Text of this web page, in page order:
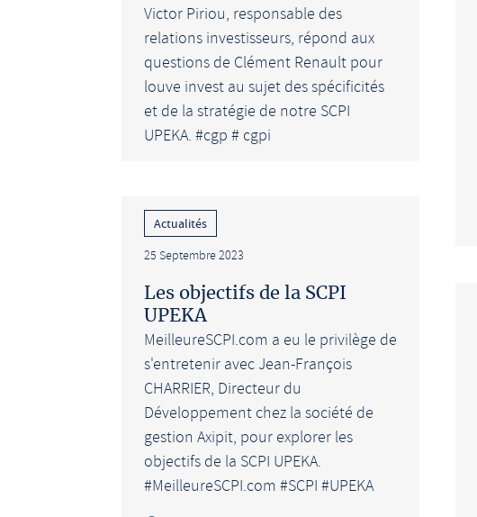
Victor Piriou, responsable des
relations investisseurs, répond aux
questions de Clément Renault pour
louve invest au sujet des spécificités
et de la stratégie de notre SCPI
UPEKA. #cgp # cgpi
Actualités
25 Septembre 2023
Les objectifs de la SCPI
UPEKA
MeilleureSCPI.com a eu le privilège de
s'entretenir avec Jean-François
CHARRIER, Directeur du
Développement chez la société de
gestion Axipit, pour explorer les
objectifs de la SCPI UPEKA.
#MeilleureSCPI.com #SCPI #UPEKA